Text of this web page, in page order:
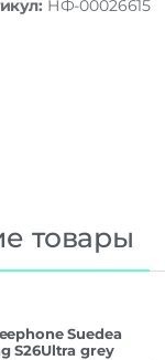
НФ-00026615
товары
Suedea
S26Ultra grey